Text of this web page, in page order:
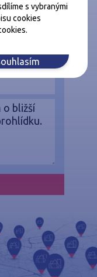
s vybranými
cookies
těchtozásad